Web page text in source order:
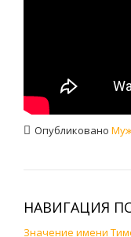
Опубликовано
НАВИГАЦИЯ
Значение имени